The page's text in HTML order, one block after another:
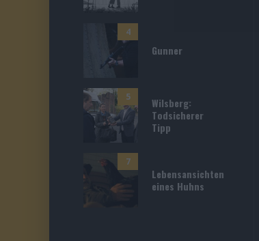
4
Gunner
5
Wilsberg:
Todsicherer
Tipp
7
Lebensansichten
eines Huhns